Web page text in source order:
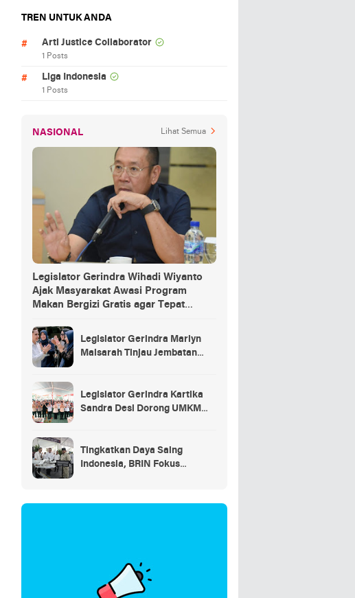
TREN UNTUK ANDA
Arti Justice Collaborator
1 Posts
Liga Indonesia
1 Posts
NASIONAL Lihat Semua
Legislator Gerindra Wihadi Wiyanto
Ajak Masyarakat Awasi Program
Makan Bergizi Gratis agar Tepat
Legislator Gerindra Marlyn
Maisarah Tinjau Jembatan
Legislator Gerindra Kartika
Sandra Desi Dorong UMKM
Tingkatkan Daya Saing
Indonesia, BRIN Fokus